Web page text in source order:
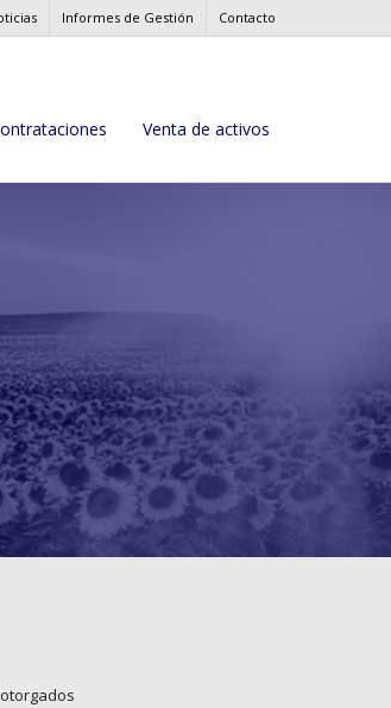
Informes de Gestión Contacto
Venta de activos